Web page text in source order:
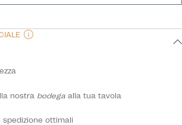
nostra bodegaalla tua tavola
spedizione ottimali